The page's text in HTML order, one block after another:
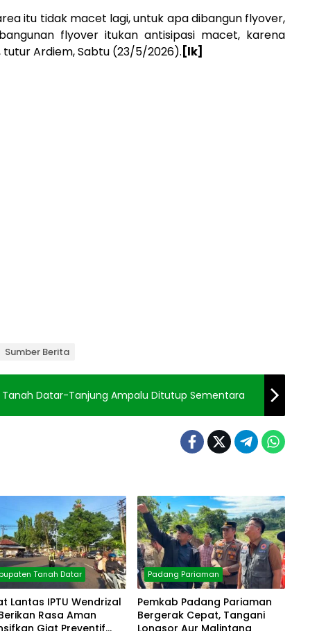
itu tidak macet lagi, untuk apa dibangun flyover,
flyover itukan antisipasi macet, karena
Ardiem, Sabtu (23/5/2026). [lk]
Sumber Berita
Berbahaya!, Jalan Sitangkai Tanah Datar-Tanjung Ampalu Ditutup Sementara
Tanah Datar
Lantas IPTU Wendrizal
Rasa Aman
Padang Pariaman
Pemkab Padang Pariaman
Bergerak Cepat, Tangani